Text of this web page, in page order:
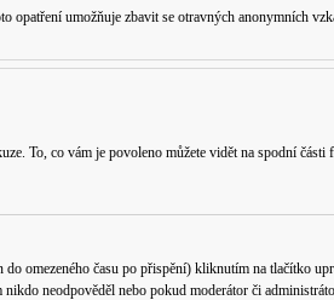
umožňuje zbavit se otravných anonymních
To, co vám je povoleno můžete vidět na spodní části
omezeného času po přispění) kliknutím na tlačítko
neodpověděl nebo pokud moderátor či